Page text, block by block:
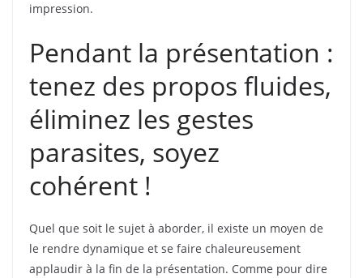
impression.
Pendant la présentation :
tenez des propos fluides,
éliminez les gestes
parasites, soyez
cohérent !
Quel que soit le sujet à aborder, il existe un moyen de
le rendre dynamique et se faire chaleureusement
applaudir à la fin de la présentation. Comme pour dire